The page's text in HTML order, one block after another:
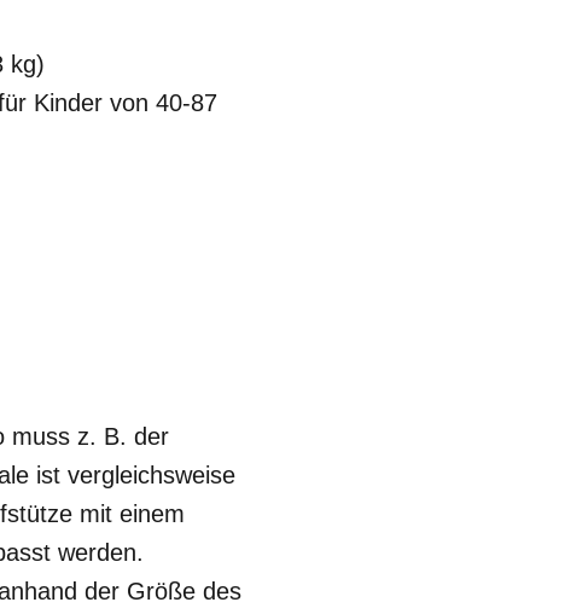
kg)
Kinder von 40-87
muss z. B. der
ist vergleichsweise
mit einem
werden.
der Größe des